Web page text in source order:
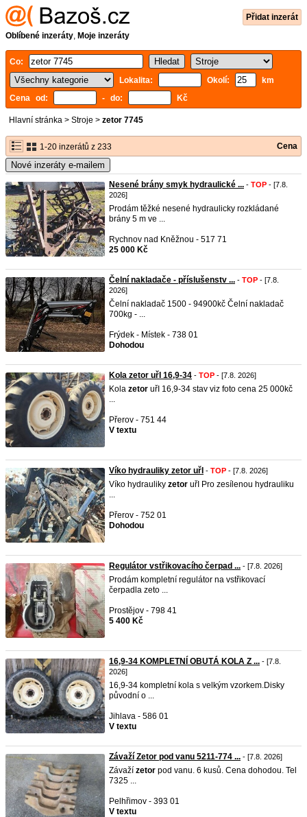
Přidat inzerát
Oblíbené inzeráty, Moje inzeráty
Co:
Lokalita:
Okolí:
km
Cena od:
- do: Kč
Hlavní stránka > Stroje > zetor 7745
1-20 inzerátů z 233 Cena
Nové inzeráty e-mailem
Nesené brány smyk hydraulické ... - TOP - [7.8.
2026]
Prodám těžké nesené hydraulicky rozkládané
brány 5 m ve ...
Rychnov nad Kněžnou - 517 71
25 000 Kč
Čelní nakladače - příslušenstv ... - TOP - [7.8.
2026]
Čelní nakladač 1500 - 94900kč Čelní nakladač
700kg - ...
Frýdek - Místek - 738 01
Dohodou
Kola zetor uřI 16,9-34 - TOP - [7.8. 2026]
Kola zetor uřI 16,9-34 stav viz foto cena 25 000kč
...
Přerov - 751 44
V textu
Víko hydrauliky zetor uřI - TOP - [7.8. 2026]
Víko hydrauliky zetor uřI Pro zesílenou hydrauliku
...
Přerov - 752 01
Dohodou
Regulátor vstřikovacího čerpad ... - [7.8. 2026]
Prodám kompletní regulátor na vstřikovací
čerpadla zeto ...
Prostějov - 798 41
5 400 Kč
16,9-34 KOMPLETNÍ OBUTÁ KOLA Z ... - [7.8.
2026]
16,9-34 kompletní kola s velkým vzorkem.Disky
původní o ...
Jihlava - 586 01
V textu
Závaží Zetor pod vanu 5211-774 ... - [7.8. 2026]
Závaží zetor pod vanu. 6 kusů. Cena dohodou. Tel
7325 ...
Pelhřimov - 393 01
V textu